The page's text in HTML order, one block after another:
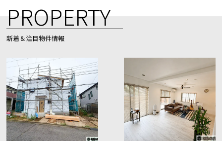
PROPERTY
新着＆注目物件情報